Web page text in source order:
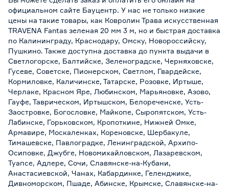
официальном сайте Бауцентр. У нас не только низкие
цены на такие товары, как Ковролин Трава искусственная
TRAVENA Fantas зеленая 20 мм 3 м, но и быстрая доставка
по Калининграду, Краснодару, Омску, Новороссийску,
Пушкино. Также доступна доставка до пункта выдачи в
Светлогорске, Балтийске, Зеленоградске, Черняховске,
Гусеве, Советске, Пионерском, Светлом, Гвардейске,
Кормиловке, Каличинске, Татарске, Розовке, Иртыше,
Черлаке, Красном Яре, Любинском, Марьяновке, Азово,
Гауфе, Таврическом, Иртышском, Белореченске, Усть-
Заостровке, Богословке, Майкопе, Сыропятском, Усть-
Лабинске, Горьковском, Кропоткине, Нижней Омке,
Армавире, Москаленках, Кореновске, Шербакуле,
Тимашевске, Павлоградке, Ленинградской, Архипо-
Осиповке, Джубге, Новомихайловском, Лазаревском,
Туапсе, Адлере, Сочи, Славянске-на-Кубани,
Анастасиевской, Чанах, Кабардинке, Геленджике,
Дивноморском, Пшаде, Абинске, Крымске, Славянске-на-